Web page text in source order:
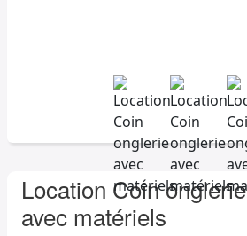
Location Coin onglerie
avec matériels